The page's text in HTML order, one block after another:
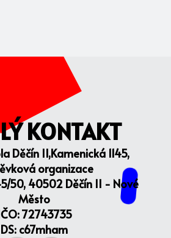
KONTAKT
Děčín II,Kamenická 1145,
organizace
50, 40502 Děčín II - Nové
Město
72743735
DS: c67mham